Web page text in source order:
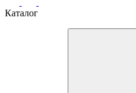
Каталог